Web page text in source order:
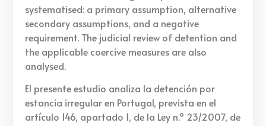
systematised: a primary assumption, alternative
secondary assumptions, and a negative
requirement. The judicial review of detention and
the applicable coercive measures are also
analysed.
El presente estudio analiza la detención por
estancia irregular en Portugal, prevista en el
artículo 146, apartado 1, de la Ley n.º 23/2007, de